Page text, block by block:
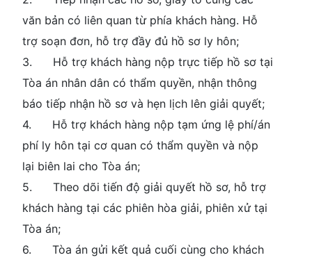
văn bản có liên quan từ phía khách hàng. Hỗ
trợ soạn đơn, hỗ trợ đầy đủ hồ sơ ly hôn;
3. Hỗ trợ khách hàng nộp trực tiếp hồ sơ tại
Tòa án nhân dân có thẩm quyền, nhận thông
báo tiếp nhận hồ sơ và hẹn lịch lên giải quyết;
4. Hỗ trợ khách hàng nộp tạm ứng lệ phí/án
phí ly hôn tại cơ quan có thẩm quyền và nộp
lại biên lai cho Tòa án;
5. Theo dõi tiến độ giải quyết hồ sơ, hỗ trợ
khách hàng tại các phiên hòa giải, phiên xử tại
Tòa án;
6. Tòa án gửi kết quả cuối cùng cho khách